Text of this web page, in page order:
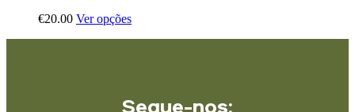
€20.00 Ver opçõesThis
options